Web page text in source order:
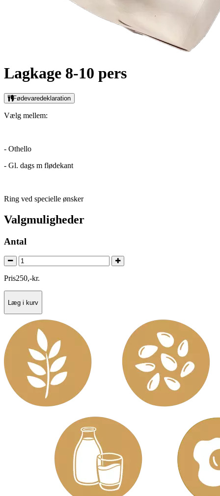
Lagkage 8-10 pers
Fødevaredeklaration
Vælg mellem:
- Othello
- Gl. dags m flødekant
Ring ved specielle ønsker
Valgmuligheder
Antal
Pris250,-kr.
Læg i kurv